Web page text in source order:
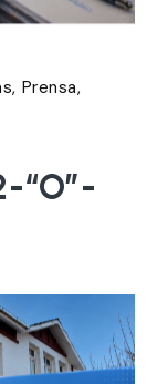
Prensa
“O”-